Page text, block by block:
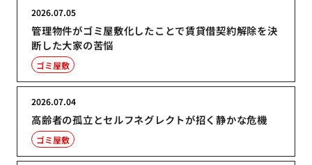
管理物件がゴミ屋敷化したことで賃貸借契約解除を決
断した大家の苦悩
2026.07.05
ゴミ屋敷
高齢者の孤立とセルフネグレクトが招く静かな危機
2026.07.04
ゴミ屋敷